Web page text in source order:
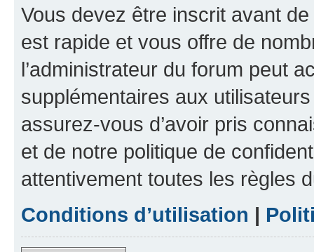
Vous devez être inscrit avant
est rapide et vous offre de
l’administrateur du forum peut
supplémentaires aux
assurez-vous d’avoir pris
et de notre politique de
attentivement toutes les règles
Conditions d’utilisation |